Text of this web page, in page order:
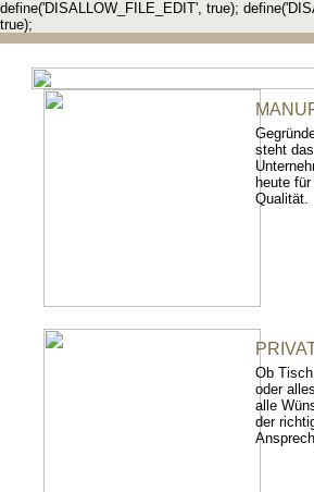
define('DISALLOW_FILE_EDIT', true);
true);
steht
heute
Qualität.
Ob
oder
alle
der